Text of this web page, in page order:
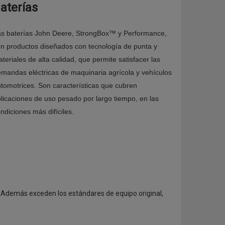
baterías John Deere, StrongBox™ y Performance,
productos diseñados con tecnología de punta y
de alta calidad, que permite satisfacer las
eléctricas de maquinaria agrícola y vehículos
Son características que cubren
de uso pesado por largo tiempo, en las
más difíciles.
exceden los estándares de equipo original,